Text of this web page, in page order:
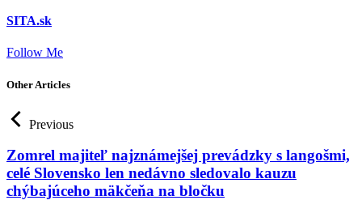
SITA.sk
Follow Me
Other Articles
Previous
Zomrel majiteľ najznámejšej prevádzky s langošmi,
celé Slovensko len nedávno sledovalo kauzu
chýbajúceho mäkčeňa na bločku